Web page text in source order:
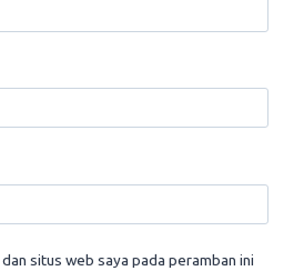
situs web saya pada peramban ini